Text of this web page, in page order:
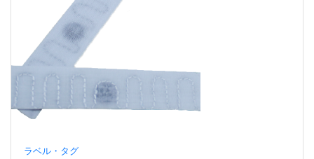
ラベル・タグ